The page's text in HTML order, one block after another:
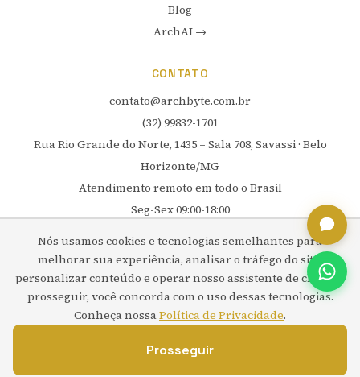
Blog
ArchAI →
CONTATO
contato@archbyte.com.br
(32) 99832-1701
Rua Rio Grande do Norte, 1435 – Sala 708, Savassi · Belo
Horizonte/MG
Atendimento remoto em todo o Brasil
Seg-Sex 09:00-18:00
Política de Privacidade
Nós usamos cookies e tecnologias semelhantes para
melhorar sua experiência, analisar o tráfego do site,
personalizar conteúdo e operar nosso assistente de chat. Ao
prosseguir, você concorda com o uso dessas tecnologias.
Conheça nossaPolítica de Privacidade.
Prosseguir